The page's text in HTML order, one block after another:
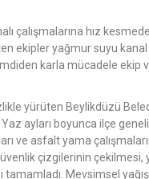
çalışmalarına hız
ekipler yağmur suyu kanal
karla mücadele ekip
yürüten Beylikdüzü
Yaz ayları boyunca ilçe
ve asfalt yama
çizgilerinin çekilmesi,
Mevsimsel